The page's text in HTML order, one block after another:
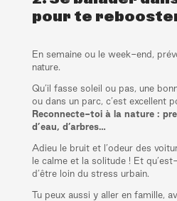
pour te
En semaine ou le week-end,
nature.
Qu’il fasse soleil ou pas, une
ou dans un parc, c’est excellent
Reconnecte-toi à la nature :
d’eau, d’arbres…
Adieu le bruit et l’odeur des
le calme et la solitude ! Et
d’être loin du stress urbain.
Tu peux aussi y aller en famille,